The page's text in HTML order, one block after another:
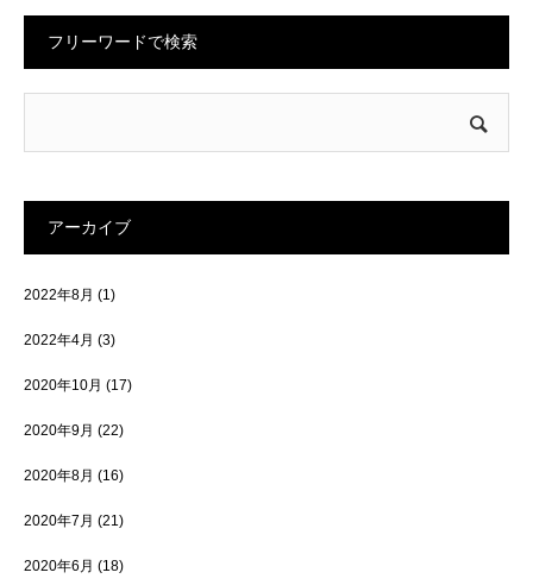
フリーワードで検索
アーカイブ
2022年8月 (1)
2022年4月 (3)
2020年10月 (17)
2020年9月 (22)
2020年8月 (16)
2020年7月 (21)
2020年6月 (18)